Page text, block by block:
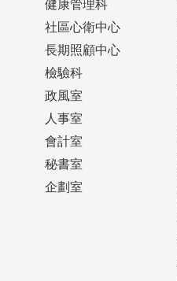
健康管理科
社區心衛中心
長期照顧中心
檢驗科
政風室
人事室
會計室
秘書室
企劃室